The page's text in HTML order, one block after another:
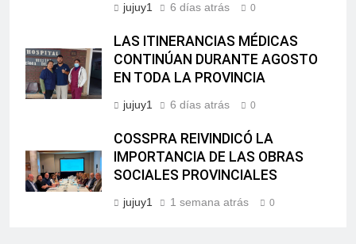
jujuy1 6 días atrás 0
LAS ITINERANCIAS MÉDICAS
CONTINÚAN DURANTE AGOSTO
EN TODA LA PROVINCIA
jujuy1 6 días atrás 0
COSSPRA REIVINDICÓ LA
IMPORTANCIA DE LAS OBRAS
SOCIALES PROVINCIALES
jujuy1 1 semana atrás 0